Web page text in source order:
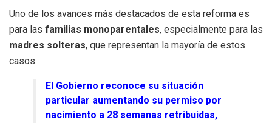
Uno de los avances más destacados de esta reforma es
para las familias monoparentales, especialmente para las
madres solteras, que representan la mayoría de estos
casos.
El Gobierno reconoce su situación
particular aumentando su permiso por
nacimiento a 28 semanas retribuidas,